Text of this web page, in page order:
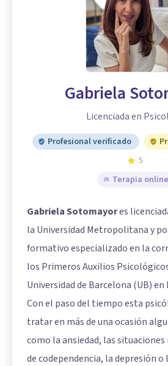
Gabriela
Licenciada en
Profesional verificado
5
Terapia online
Gabriela Sotomayores
la Universidad Metropolitana y
formativo especializado en la
los Primeros Auxilios
Universidad de Barcelona (UB) en
Con el paso del tiempo esta
tratar en más de una ocasión
como la ansiedad, las
de codependencia, la depresión